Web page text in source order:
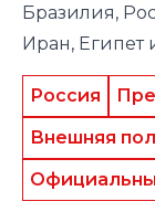
Бразилия,
Иран, Египет
Россия
Внешняя